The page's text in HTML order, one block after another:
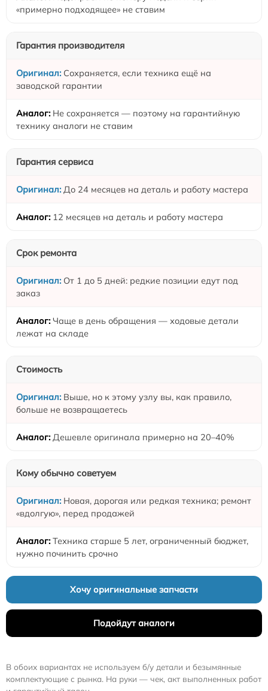
«примерно подходящее» не ставим
Гарантия производителя
Сохраняется, если техника ещё на
заводской гарантии
Не сохраняется — поэтому на гарантийную
технику аналоги не ставим
Гарантия сервиса
До 24 месяцев на деталь и работу мастера
12 месяцев на деталь и работу мастера
Срок ремонта
От 1 до 5 дней: редкие позиции едут под
заказ
Чаще в день обращения — ходовые детали
лежат на складе
Стоимость
Выше, но к этому узлу вы, как правило,
больше не возвращаетесь
Дешевле оригинала примерно на 20–40%
Кому обычно советуем
Новая, дорогая или редкая техника; ремонт
«вдолгую», перед продажей
Техника старше 5 лет, ограниченный бюджет,
нужно починить срочно
Хочу оригинальные запчасти
Подойдут аналоги
В обоих вариантах не используем б/у детали и безымянные
комплектующие с рынка. На руки — чек, акт выполненных работ